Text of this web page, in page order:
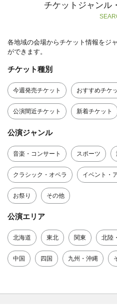
チケットジャンル
各地域の会場からチケット情報をジ
ができます。
チケット種別
今週発売チケット おすすめチケ
公演間近チケット 新着チケット
公演ジャンル
音楽・コンサート スポーツ
クラシック・オペラ イベント・
お祭り その他
公演エリア
北海道 東北 関東 北陸
中国 四国 九州・沖縄